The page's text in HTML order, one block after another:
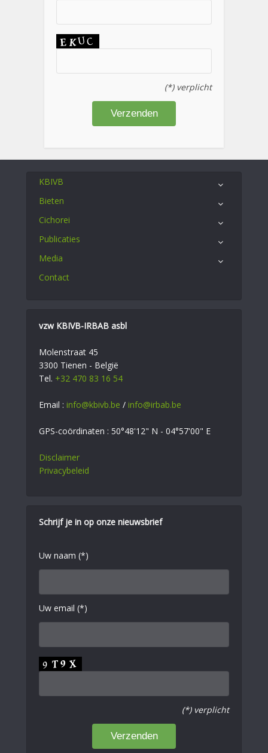
(*) verplicht
KBIVB
Bieten
Cichorei
Publicaties
Media
Contact
vzw KBIVB-IRBAB asbl
Molenstraat 45
3300 Tienen - België
Tel. +32 470 83 16 54
Email : info@kbivb.be / info@irbab.be
GPS-coördinaten : 50°48'12" N - 04°57'00" E
Disclaimer
Privacybeleid
Schrijf je in op onze nieuwsbrief
Uw naam (*)
Uw email (*)
(*) verplicht